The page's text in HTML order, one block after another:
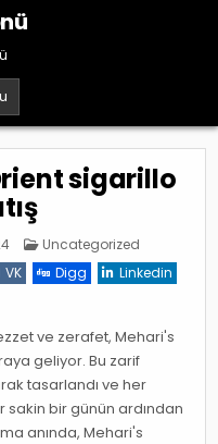
sigarillo
Posted
Uncategorized
VK Digg
Linkedin
ve zerafet, Mehari's
geliyor. Bu zarif
tasarlandı ve her
sakin bir günün ardından
anında, Mehari's